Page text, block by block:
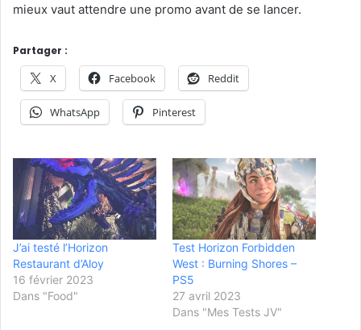
mieux vaut attendre une promo avant de se lancer.
Partager :
X Facebook Reddit
WhatsApp Pinterest
J’ai testé l’Horizon
Restaurant d’Aloy
16 février 2023
Dans "Food"
Test Horizon Forbidden
West : Burning Shores –
PS5
27 avril 2023
Dans "Mes Tests JV"